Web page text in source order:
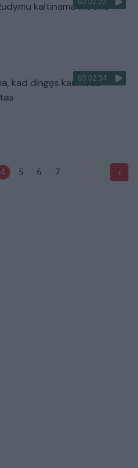
00:02:22
kaltinama motina
00:02:34
kad dingęs kaunietis
4 5 6 7 ›